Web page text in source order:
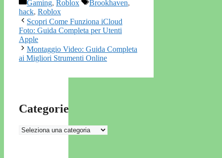
Gaming, Roblox Brookhaven,
hack, Roblox
Scopri Come Funziona iCloud
Foto: Guida Completa per Utenti
Apple
Montaggio Video: Guida Completa
ai Migliori Strumenti Online
Categorie
Categorie